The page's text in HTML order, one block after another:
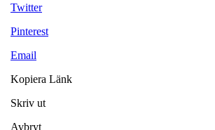
Twitter
Pinterest
Email
Kopiera Länk
Skriv ut
Avbryt